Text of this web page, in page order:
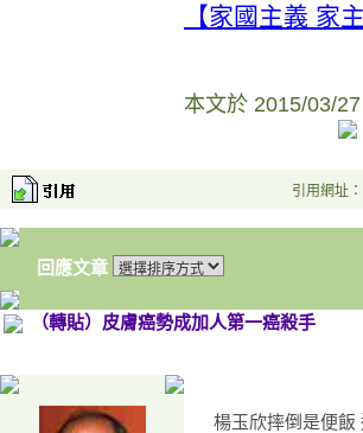
【家國主義 家
本文於 2015/03/
引用網址
回應文章
（轉貼）皮膚癌勢成加人第一癌殺手
楊玉欣摔倒是便飯